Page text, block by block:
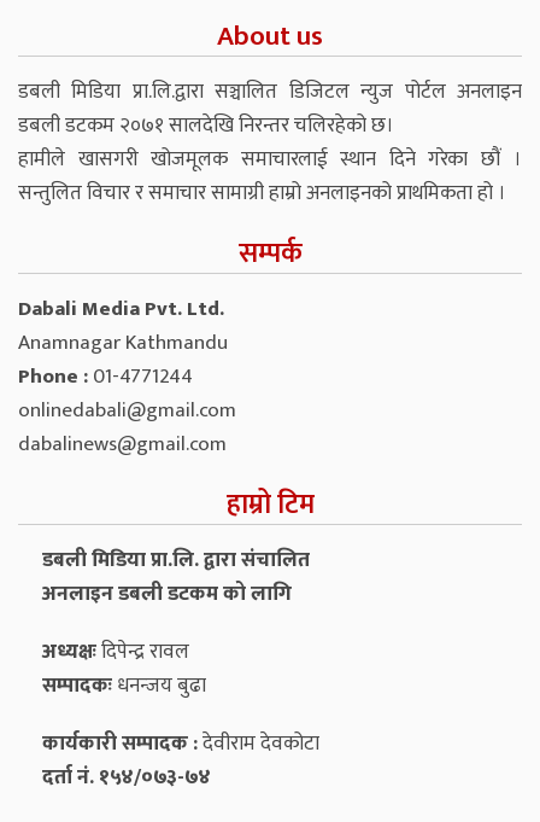
About us
डबली मिडिया प्रा.लि.द्वारा सञ्चालित डिजिटल न्युज पोर्टल अनलाइन
डबली डटकम २०७१ सालदेखि निरन्तर चलिरहेको छ।
हामीले खासगरी खोजमूलक समाचारलाई स्थान दिने गरेका छौं ।
सन्तुलित विचार र समाचार सामाग्री हाम्रो अनलाइनको प्राथमिकता हो ।
सम्पर्क
Dabali Media Pvt. Ltd.
Anamnagar Kathmandu
Phone :01-4771244
onlinedabali@gmail.com
dabalinews@gmail.com
हाम्रो टिम
डबली मिडिया प्रा.लि. द्वारा संचालित
अनलाइन डबली डटकम को लागि
अध्यक्षःदिपेन्द्र रावल
सम्पादकःधनन्‍जय बुढा
कार्यकारी सम्पादक :देवीराम देवकोटा
दर्ता नं. १५४/०७३-७४